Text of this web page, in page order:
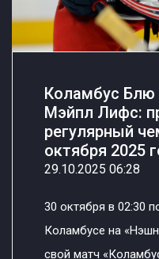
Коламбус Блю
Мэйпл Лифс:
регулярный
октября 2025
29.10.2025 06:28
30 октября в 02:30
Коламбусе на
свой матч